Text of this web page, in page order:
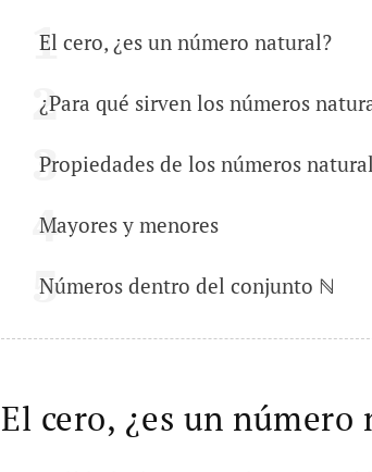
El cero, ¿es un número natural?
¿Para qué sirven los números
Propiedades de los números
Mayores y menores
Números dentro del conjunto ℕ
El cero, ¿es un número